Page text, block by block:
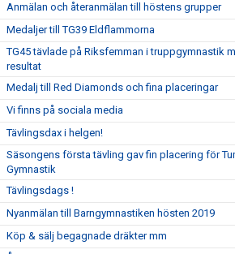
Anmälan och återanmälan till höstens grupper
Medaljer till TG39 Eldflammorna
TG45 tävlade på Riksfemman i truppgymnastik
resultat
Medalj till Red Diamonds och fina placeringar
Vi finns på sociala media
Tävlingsdax i helgen!
Säsongens första tävling gav fin placering för
Gymnastik
Tävlingsdags !
Nyanmälan till Barngymnastiken hösten 2019
Köp & sälj begagnade dräkter mm